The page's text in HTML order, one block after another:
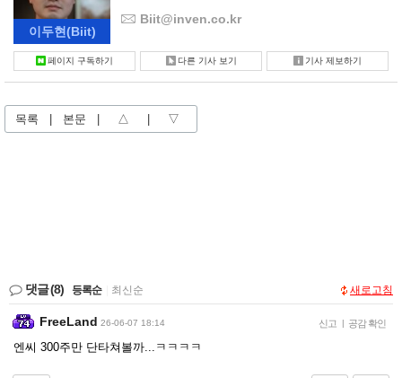
이두현(Biit)
Biit@inven.co.kr
페이지 구독하기 다른 기사 보기 기사 제보하기
목록 본문 △ ▽
댓글(8) 등록순 최신순 새로고침
FreeLand 26-06-07 18:14 신고 | 공감 확인
엔씨 300주만 단타쳐볼까...ㅋㅋㅋㅋ